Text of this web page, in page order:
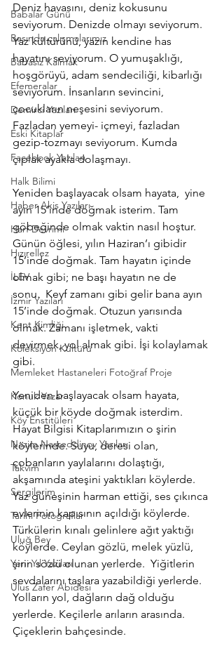
Babalar Günü
Basında çalışmalarımız
Babasız Kalmak
Efemeralar
Demirci Yazıları
Eski Kitaplar
Facebook Yazıları
Halk Bilimi
Haber Akis Yazıları
Harf Devrimi
Hızırellez
İLEV
İzmir Yazıları
Kent Kimliği
Koleksiyon Kültürü
Memleket Hastaneleri Fotoğraf Proje
Konuk Yazar
Köy Enstitüleri
Nazim Nasreddinov Yazıları
Takvim
Sergilerim
Tarihi Fotoğraflar
Uluğ Bey
Yeni Yıl Yazıları
Ulus Zafer Abidesi
Deniz havasını, deniz kokusunu
seviyorum. Denizde olmayı seviyorum.
Yaz kültürünü, yazın kendine has
hayatını seviyorum. O yumuşaklığı,
hoşgörüyü, adam sendeciliği, kibarlığı
seviyorum. İnsanların sevincini,
çocukların neşesini seviyorum.
Fazladan yemeyi- içmeyi, fazladan
gezip-tozmayı seviyorum. Kumda
çıplak ayakla dolaşmayı.
Yeniden başlayacak olsam hayata,  yine
ayın 15’inde doğmak isterim. Tam
göbeğinde olmak vaktin nasıl hoştur.
Günün öğlesi, yılın Haziran’ı gibidir
15’inde doğmak. Tam hayatın içinde
olmak gibi; ne başı hayatın ne de
sonu.  Keyf zamanı gibi gelir bana ayın
15’inde doğmak. Otuzun yarısında
olmak. Zamanı işletmek, vakti
devirmek, yol almak gibi. İşi kolaylamak
gibi.
Yeniden başlayacak olsam hayata,
küçük bir köyde doğmak isterdim.
Hayat Bilgisi Kitaplarımızın o şirin
köylerinde. Suyu, deresi olan,
çobanların yaylalarını dolaştığı,
akşamında ateşini yaktıkları köylerde.
Yaz güneşinin harman ettiği, ses çıkınca
evlerinin kapısının açıldığı köylerde.
Türkülerin kınalı gelinlere ağıt yaktığı
köylerde. Ceylan gözlü, melek yüzlü,
şirin sözlü olunan yerlerde.  Yiğitlerin
sevdalarını taşlara yazabildiği yerlerde.
Yolların yol, dağların dağ olduğu
yerlerde. Keçilerle arıların arasında.
Çiçeklerin bahçesinde.